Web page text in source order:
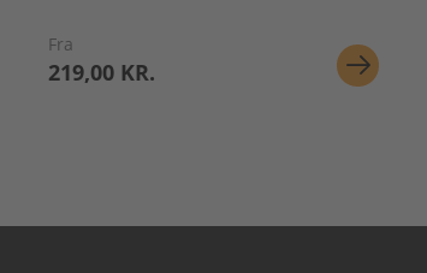
Fra
219,00 KR.